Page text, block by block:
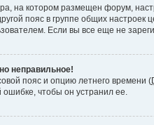
на котором размещен форум,
пояс в группе общих настроек
Если вы все еще не
неправильное!
пояс и опцию летнего времени (
чтобы он устранил ее.